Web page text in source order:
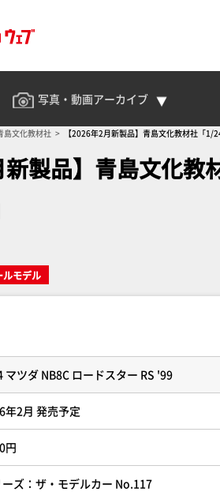
写真・動画アーカイブ
島文化教材社 【2026年2月新製品】青島文化教材社「1/
新製品】青島文化
ルモデル
マツダ NB8C ロードスター RS '99
年2月 発売予定
円
ーズ：ザ・モデルカー No.117